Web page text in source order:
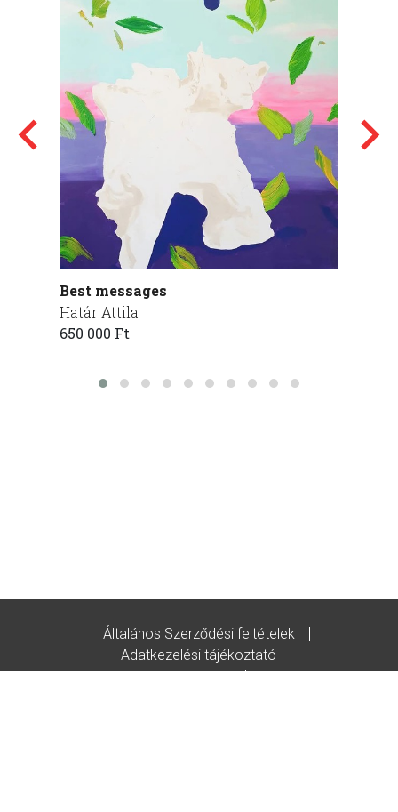
Best messages
Határ Attila
650 000 Ft
Általános Szerződési feltételek
Adatkezelési tájékoztató
Kapcsolat